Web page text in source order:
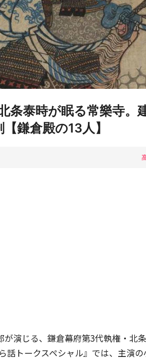
条泰時が眠る常樂寺。
鎌倉殿の13人】
が演じる、鎌倉幕府第3代執権・北
話トークスペシャル』では、主演